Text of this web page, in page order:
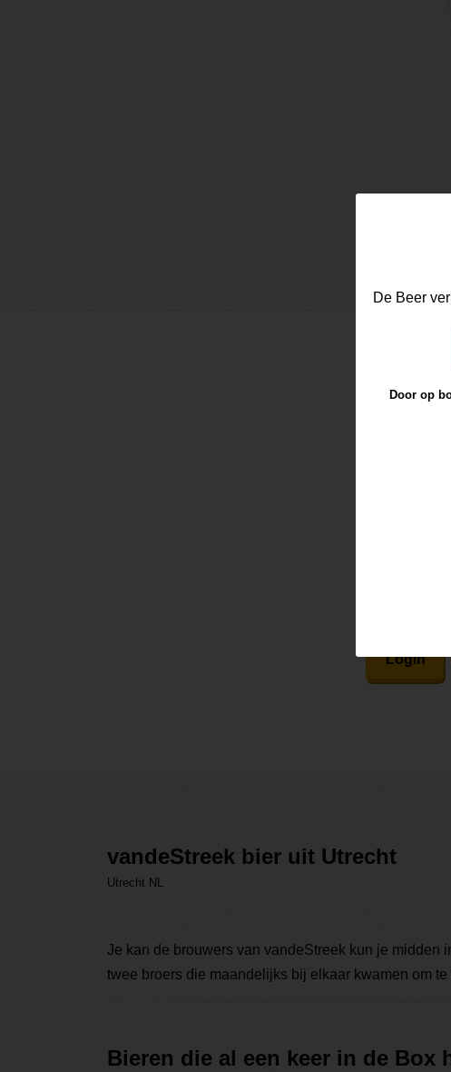
Login
vandeStreek bier uit Utrecht
Utrecht NL
Je kan de brouwers van vandeStreek kun je midden
twee broers die maandelijks bij elkaar kwamen om
Bieren die al een keer in de Box
De Beer
Door op